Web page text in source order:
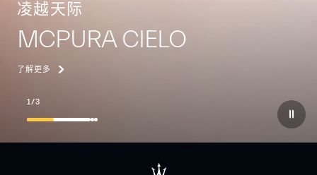
凌越天际
MCPURA CIELO
了解更多
1/3